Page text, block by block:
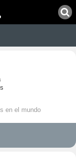
en el mundo